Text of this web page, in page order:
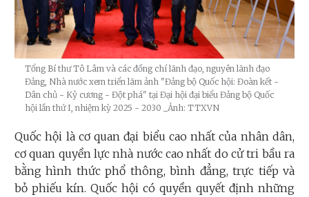
Tổng Bí thư Tô Lâm và các đồng chí lãnh đạo, nguyên lãnh đạo
Đảng, Nhà nước xem triển lãm ảnh "Đảng bộ Quốc hội: Đoàn kết -
Dân chủ - Kỷ cương - Đột phá" tại Đại hội đại biểu Đảng bộ Quốc
hội lần thứ I, nhiệm kỳ 2025 - 2030
_Ảnh: TTXVN
Quốc hội là cơ quan đại biểu cao nhất của nhân dân,
cơ quan quyền lực nhà nước cao nhất do cử tri bầu ra
bằng hình thức phổ thông, bình đẳng, trực tiếp và
bỏ phiếu kín. Quốc hội có quyền quyết định những